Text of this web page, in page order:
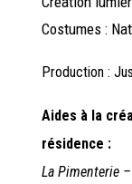
Costumes :
Production :
Aides à la
résidence :
La Pimenterie